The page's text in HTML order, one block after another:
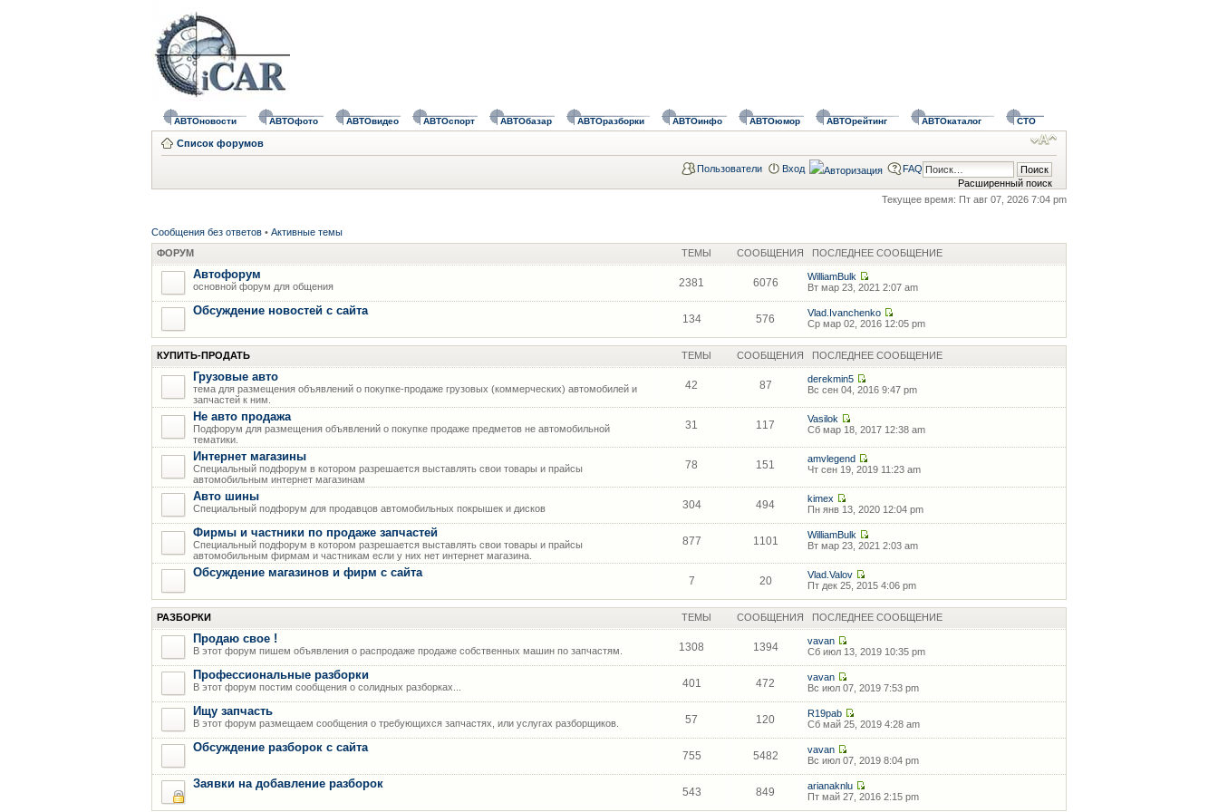
АВТОновости АВТОфото АВТОвидео АВТОспорт АВТОбазар АВТОразборки АВТОинфо АВТОюмор АВТОрейтинг АВТОкаталог СТО
Список форумов
Расширенный поиск
Пользователи Вход FAQ
Текущее время: Пт авг 07, 2026 7:04 pm
Сообщения без ответов • Активные темы
ФОРУМ
ТЕМЫ СООБЩЕНИЯ ПОСЛЕДНЕЕ СООБЩЕНИЕ
Автофорум
основной форум для общения 2381 6076
WilliamBulk
Вт мар 23, 2021 2:07 am
Обсуждение новостей с сайта
134 576
Vlad.Ivanchenko
Ср мар 02, 2016 12:05 pm
КУПИТЬ-ПРОДАТЬ ТЕМЫ СООБЩЕНИЯ ПОСЛЕДНЕЕ СООБЩЕНИЕ
Грузовые авто
тема для размещения объявлений о покупке-продаже грузовых (коммерческих) автомобилей и
запчастей к ним.
42 87
derekmin5
Вс сен 04, 2016 9:47 pm
Не авто продажа
Подфорум для размещения объявлений о покупке продаже предметов не автомобильной
тематики.
31 117
Vasilok
Сб мар 18, 2017 12:38 am
Интернет магазины
Специальный подфорум в котором разрешается выставлять свои товары и прайсы
автомобильным интернет магазинам
78 151
amvlegend
Чт сен 19, 2019 11:23 am
Авто шины
Специальный подфорум для продавцов автомобильных покрышек и дисков 304 494
kimex
Пн янв 13, 2020 12:04 pm
Фирмы и частники по продаже запчастей
Специальный подфорум в котором разрешается выставлять свои товары и прайсы
автомобильным фирмам и частникам если у них нет интернет магазина.
877 1101
WilliamBulk
Вт мар 23, 2021 2:03 am
Обсуждение магазинов и фирм с сайта
7 20
Vlad.Valov
Пт дек 25, 2015 4:06 pm
РАЗБОРКИ ТЕМЫ СООБЩЕНИЯ ПОСЛЕДНЕЕ СООБЩЕНИЕ
Продаю свое !
В этот форум пишем объявления о распродаже продаже собственных машин по запчастям. 1308 1394
vavan
Сб июл 13, 2019 10:35 pm
Профессиональные разборки
В этот форум постим сообщения о солидных разборках... 401 472
vavan
Вс июл 07, 2019 7:53 pm
Ищу запчасть
В этот форум размещаем сообщения о требующихся запчастях, или услугах разборщиков. 57 120
R19pab
Сб май 25, 2019 4:28 am
Обсуждение разборок с сайта
755 5482
vavan
Вс июл 07, 2019 8:04 pm
Заявки на добавление разборок
543 849
arianaknlu
Пт май 27, 2016 2:15 pm